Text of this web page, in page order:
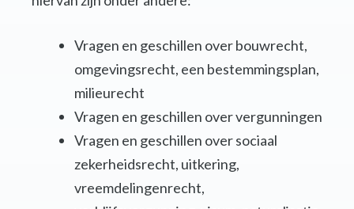
Vragen en geschillen over bouwrecht,
omgevingsrecht, een bestemmingsplan,
milieurecht
Vragen en geschillen over vergunningen
Vragen en geschillen over sociaal
zekerheidsrecht, uitkering,
vreemdelingenrecht,